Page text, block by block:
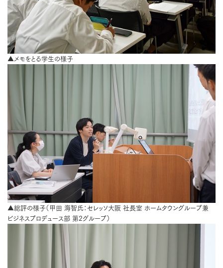
▲メモをとる学生の様子
▲総評の様子（甲田 海智氏：セレッソ大阪 社長室 ホームタウングループ兼
ビジネスプロデュース部 第2グループ）